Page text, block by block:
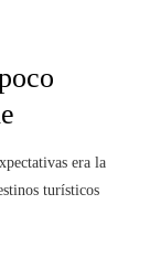
era la
turísticos